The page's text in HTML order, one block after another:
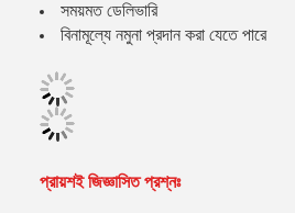
সময়মত ডেলিভারি
বিনামূল্যে নমুনা প্রদান করা যেতে পারে
প্রায়শই জিজ্ঞাসিত প্রশ্নঃ